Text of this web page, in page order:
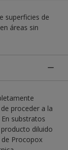
superficies de
áreas sin
proceder a la
substratos
diluido
Procopox